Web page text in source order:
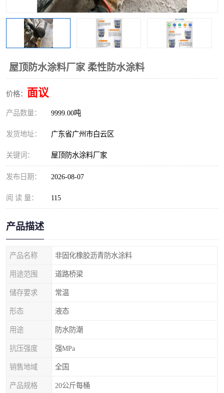
屋顶防水涂料厂家 柔性防水涂料
价格： 面议
产品数量： 9999.00吨
发货地址： 广东省广州市白云区
关键词： 屋顶防水涂料厂家
发布日期： 2026-08-07
阅 读 量： 115
产品描述
产品名称 非固化橡胶沥青防水涂料
用途范围 道路桥梁
储存要求 常温
形态 液态
用途 防水防潮
抗压强度 强MPa
销售地域 全国
产品规格 20公斤每桶